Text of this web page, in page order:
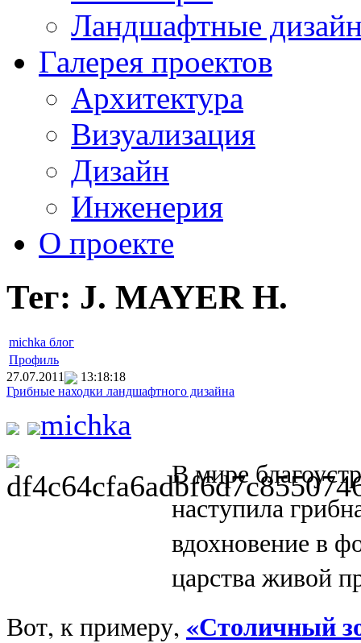
Ландшафтные
Галерея проектов
Архитектура
Визуализация
Дизайн
Инженерия
О проекте
Тег: J. MAYER H.
michka блог
Профиль
27.07.2011
13:18:18
Грибные находки ландшафтного дизайна
michka
В мире
наступила
вдохновение в
царства живой
Вот, к примеру, «Столичный